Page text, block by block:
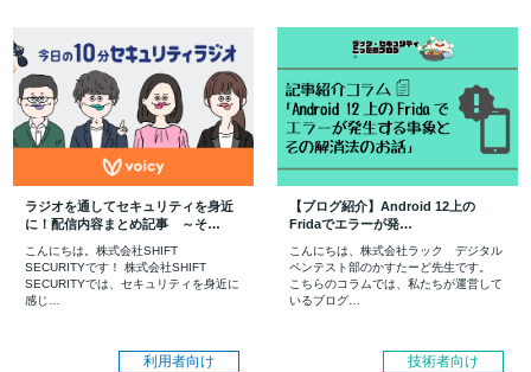
ー
シ
ョ
ン
ズ
部
ラジオを通してセキュリティを身近
に！配信内容まとめ記事 ～そ…
こんにちは。株式会社SHIFT
SECURITYです！ 株式会社SHIFT
SECURITYでは、セキュリティを身近に
感じ…
利用者向け
【ブログ紹介】Android 12上の
Fridaでエラーが発…
こんにちは、株式会社ラック デジタル
ペンテスト部のかすたーど先生です。
こちらのコラムでは、私たちが運営して
いるブログ…
技術者向け